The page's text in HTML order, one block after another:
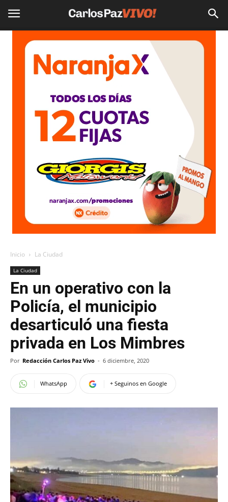
Inicio La Ciudad
La Ciudad
En un operativo con la
Policía, el municipio
desarticuló una fiesta
privada en Los Mimbres
Por Redacción Carlos Paz Vivo - 6 diciembre, 2020
WhatsApp + Seguinos en Google